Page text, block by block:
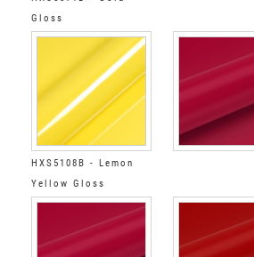
Gloss
HXS5108B - Lemon
Yellow Gloss